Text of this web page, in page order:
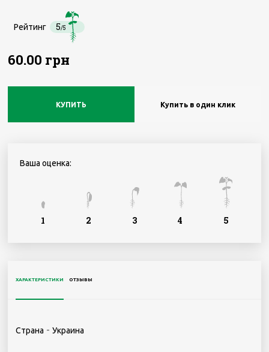
Рейтинг 5/5
60.00 грн
КУПИТЬ Купить в один клик
Ваша оценка:
5
4
3
2
1
ХАРАКТЕРИСТИКИ ОТЗЫВЫ
Страна -Украина